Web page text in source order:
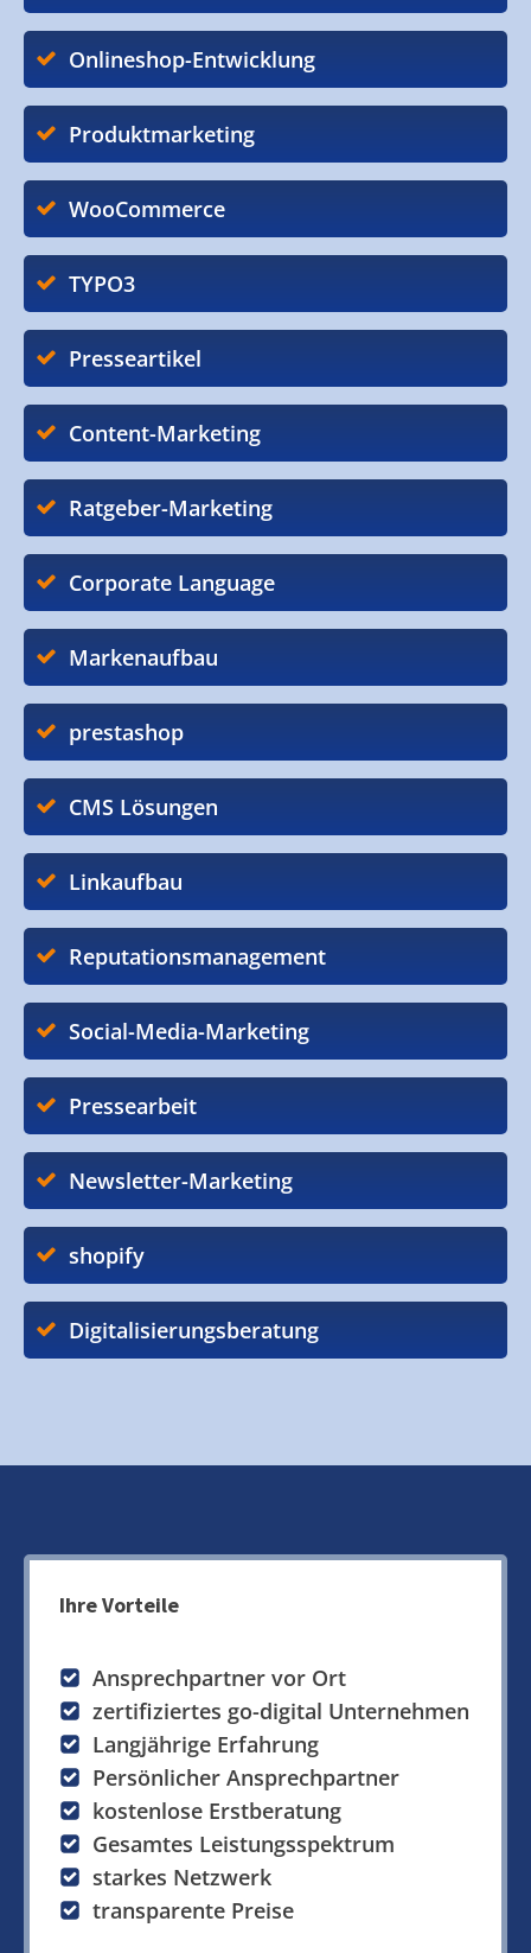
Onlineshop-Entwicklung
Produktmarketing
WooCommerce
TYPO3
Presseartikel
Content-Marketing
Ratgeber-Marketing
Corporate Language
Markenaufbau
prestashop
CMS Lösungen
Linkaufbau
Reputationsmanagement
Social-Media-Marketing
Pressearbeit
Newsletter-Marketing
shopify
Digitalisierungsberatung
Ihre Vorteile
Ansprechpartner vor Ort
zertifiziertes go-digital Unternehmen
Langjährige Erfahrung
Persönlicher Ansprechpartner
kostenlose Erstberatung
Gesamtes Leistungsspektrum
starkes Netzwerk
transparente Preise